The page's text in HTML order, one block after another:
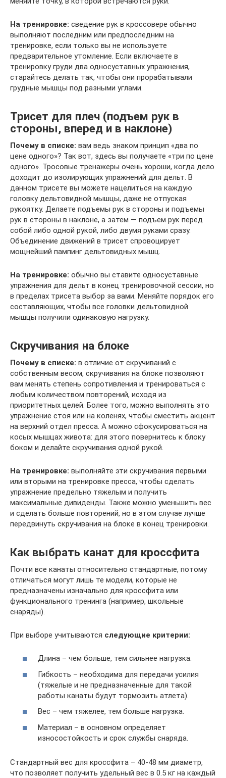
На тренировке: сведение рук в кроссовере обычно
выполняют последним или предпоследним на
тренировке, если только вы не используете
предварительное утомление. Если включаете в
тренировку груди два односуставных упражнения,
старайтесь делать так, чтобы они прорабатывали
грудные мышцы под разными углами.
Трисет для плеч (подъем рук в
стороны, вперед и в наклоне)
Почему в списке: вам ведь знаком принцип «два по
цене одного»? Так вот, здесь вы получаете «три по цене
одного». Тросовые тренажеры очень хороши, когда дело
доходит до изолирующих упражнений для дельт. В
данном трисете вы можете нацелиться на каждую
головку дельтовидной мышцы, даже не отпуская
рукоятку. Делаете подъемы рук в стороны и подъемы
рук в стороны в наклоне, а затем — подъем рук перед
собой либо одной рукой, либо двумя руками сразу.
Объединение движений в трисет спровоцирует
мощнейший пампинг дельтовидных мышц.
На тренировке: обычно вы ставите односуставные
упражнения для дельт в конец тренировочной сессии, но
в пределах трисета выбор за вами. Меняйте порядок его
составляющих, чтобы все головки дельтовидной
мышцы получили одинаковую нагрузку.
Скручивания на блоке
Почему в списке: в отличие от скручиваний с
собственным весом, скручивания на блоке позволяют
вам менять степень сопротивления и тренироваться с
любым количеством повторений, исходя из
приоритетных целей. Более того, можно выполнять это
упражнение стоя или на коленях, чтобы сместить акцент
на верхний отдел пресса. А можно сфокусироваться на
косых мышцах живота: для этого повернитесь к блоку
боком и делайте скручивания одной рукой.
На тренировке: выполняйте эти скручивания первыми
или вторыми на тренировке пресса, чтобы сделать
упражнение предельно тяжелым и получить
максимальные дивиденды. Также можно уменьшить вес
и сделать больше повторений, но в этом случае лучше
передвинуть скручивания на блоке в конец тренировки.
Как выбрать канат для кроссфита
Почти все канаты относительно стандартные, потому
отличаться могут лишь те модели, которые не
предназначены изначально для кроссфита или
функционального тренинга (например, школьные
снаряды).
При выборе учитываются следующие критерии:
Длина – чем больше, тем сильнее нагрузка.
Гибкость – необходима для передачи усилия
(тяжелые и не предназначенные для такой
работы канаты будут тормозить атлета).
Вес – чем тяжелее, тем больше нагрузка.
Материал – в основном определяет
износостойкость и срок службы снаряда.
Стандартный вес для кроссфита – 40-48 мм диаметр,
что позволяет получить удельный вес в 0.5 кг на каждый